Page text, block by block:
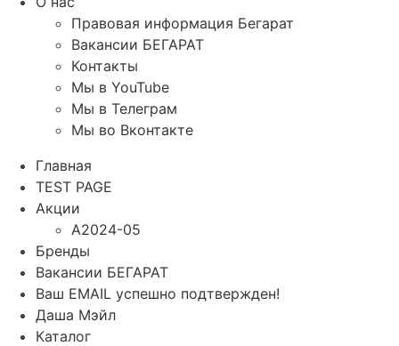
Правовая информация Бегарат
Вакансии БЕГАРАТ
Контакты
Мы в YouTube
Мы в Телеграм
Мы во Вконтакте
Главная
TEST PAGE
Акции
A2024-05
Бренды
Вакансии БЕГАРАТ
Ваш EMAIL успешно подтвержден!
Даша Мэйл
Каталог